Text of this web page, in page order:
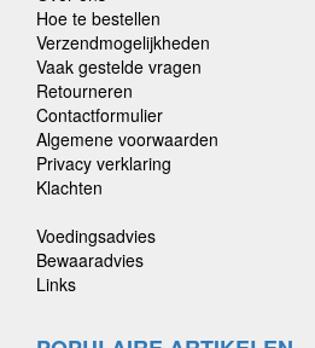
Hoe te bestellen
Verzendmogelijkheden
Vaak gestelde vragen
Retourneren
Contactformulier
Algemene voorwaarden
Privacy verklaring
Klachten
Voedingsadvies
Bewaaradvies
Links